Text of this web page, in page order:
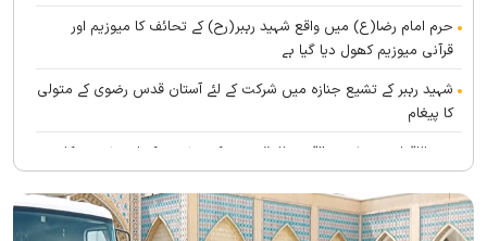
حرم امام رضا(ع) میں واقع شہید رہبر(رح) کے تحائف کا میوزیم اور
قرآنی میوزیم کھول دیا گیا ہے
شہید رہبر کے تشیع جنازہ میں شرکت کے لئے آستان قدس رضوی کے متولی
کا پیغام
بین الاقوامی سطح پر ’’قومو للہ‘‘ نعرے کی تشریح کے لئے نشست کا
انعقاد
’’قائد الامۃ‘‘ کے عنوان سے لائیو ٹی وی پروگرام